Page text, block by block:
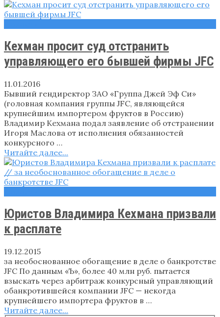
Кехман просит суд отстранить
управляющего его бывшей фирмы JFC
11.01.2016
Бывший гендиректор ЗАО «Группа Джей Эф Си»
(головная компания группы JFC, являющейся
крупнейшим импортером фруктов в Россию)
Владимир Кехмана подал заявление об отстранении
Игоря Маслова от исполнения обязанностей
конкурсного …
Читайте далее...
Юристов Владимира Кехмана призвали
к расплате
19.12.2015
за необоснованное обогащение в деле о банкротстве
JFC По данным «Ъ», более 40 млн руб. пытается
взыскать через арбитраж конкурсный управляющий
обанкротившейся компании JFC — некогда
крупнейшего импортера фруктов в …
Читайте далее...